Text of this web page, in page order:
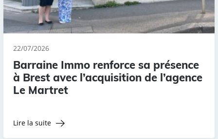
22/07/2026
Barraine Immo renforce sa présence
à Brest avec l’acquisition de l’agence
Le Martret
Lire la suite